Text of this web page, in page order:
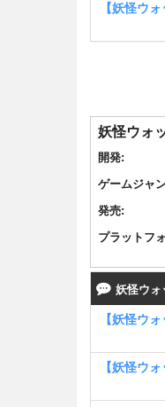
【妖怪ウ
妖怪ウォ
開発:
ゲームジャ
発売:
プラットフ
妖怪ウォ
【妖怪ウ
【妖怪ウ